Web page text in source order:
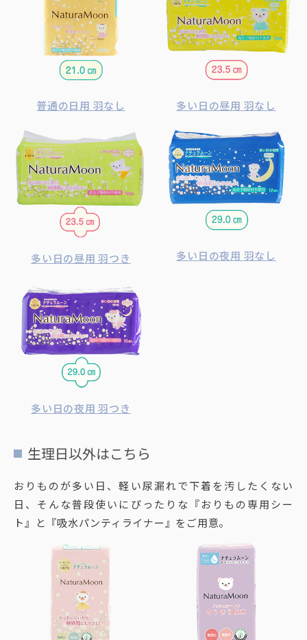
普通の日用 羽なし 多い日の昼用 羽なし
多い日の昼用 羽つき 多い日の夜用 羽なし
多い日の夜用 羽つき
生理日以外はこちら
おりものが多い日、軽い尿漏れで下着を汚したくない
日、そんな普段使いにぴったりな『おりもの専用シー
ト』と『吸水パンティライナー』をご用意。